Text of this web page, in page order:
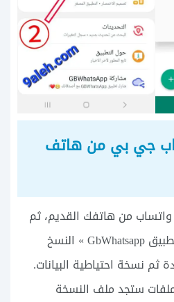
جي بي من هاتف
من هاتفك القديم، ثم
إذهب إلى إعدادات تطبيق GbWhatsapp » النسخ
ثم نسخة احتياطية البيانات.
ستجد ملف النسخة